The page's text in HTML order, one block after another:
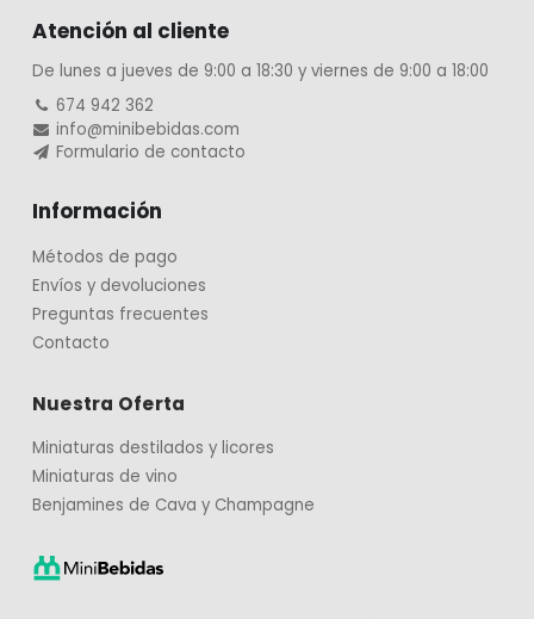
Atención al cliente
De lunes a jueves de 9:00 a 18:30 y viernes de 9:00 a 18:00
674 942 362
info@minibebidas.com
Formulario de contacto
Información
Métodos de pago
Envíos y devoluciones
Preguntas frecuentes
Contacto
Nuestra Oferta
Miniaturas destilados y licores
Miniaturas de vino
Benjamines de Cava y Champagne